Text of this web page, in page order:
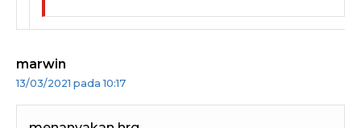
marwin
13/03/2021 pada 10:17